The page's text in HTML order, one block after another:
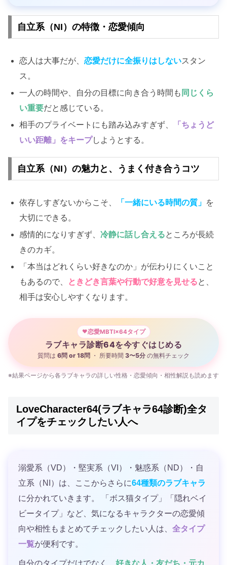
自立系（NI）の特徴・恋愛傾向
恋人は大事だが、恋愛だけに全振りはしないスタン
ス。
一人の時間や、自分の目標に向き合う時間も 同じくら
い重要だと感じている。
相手のプライベートにも踏み込みすぎず、
「ちょうど
いい距離」をキープしようとする。
自立系（NI）の魅力と、うまく付き合うコツ
依存しすぎないからこそ、 「一緒にいる時間の質」 を
大切にできる。
感情的になりすぎず、冷静に話し合えるところが長続
きのカギ。
「本当はどれくらい好きなのか」が伝わりにくいこと
もあるので、 ときどき言葉や行動で好意を見せると、
相手は安心しやすくなります。
恋愛MBTI×64タイプ
ラブキャラ診断64を今すぐはじめる
質問は 6問 or 18問 ・ 所要時間 3〜5分 の無料チェック
※結果ページから各ラブキャラの詳しい性格・恋愛傾向・相性解説も読めます
LoveCharacter64(ラブキャラ64診断)全タ
イプをチェックしたい人へ
溺愛系（VD）・堅実系（VI）・魅惑系（ND）・自
立系（NI）は、ここからさらに64種類のラブキャラ
に分かれていきます。 「ボス猫タイプ」「隠れベイ
ビータイプ」など、気になるキャラクターの恋愛傾
向や相性もまとめてチェックしたい人は、 全タイプ
一覧が便利です。
自分のタイプだけでなく、 好きな人・友だち・元カ